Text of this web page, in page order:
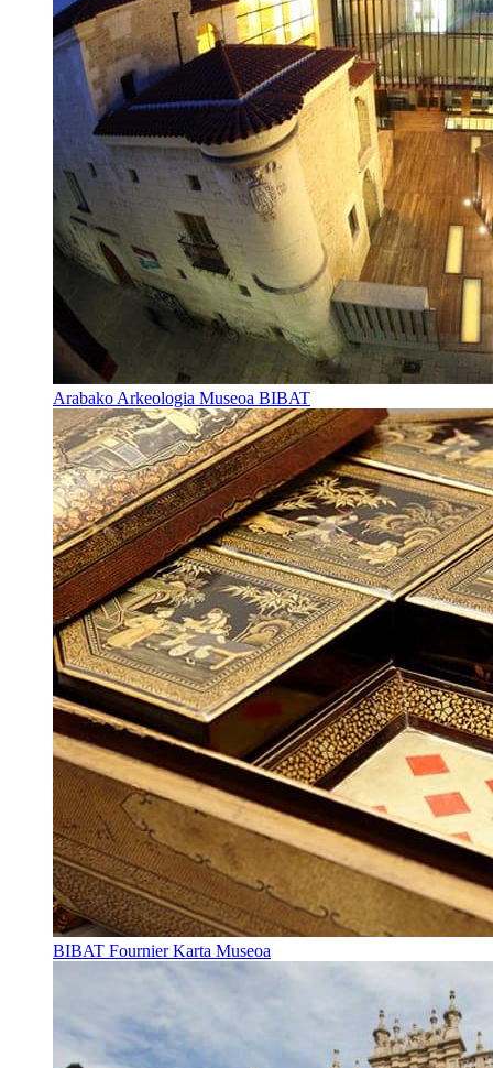
Arabako Arkeologia Museoa BIBAT
BIBAT Fournier Karta Museoa